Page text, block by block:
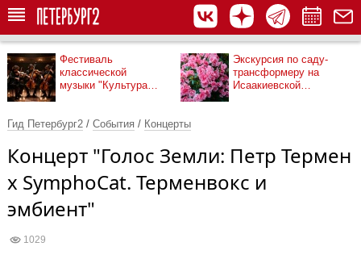
Фестиваль
классической
музыки "Культура
Экскурсия по саду-
трансформеру на
Исаакиевской
Гид Петербург2 / События / Концерты
Концерт "Голос Земли: Петр Термен
х SymphoCat. Терменвокс и
эмбиент"
1029